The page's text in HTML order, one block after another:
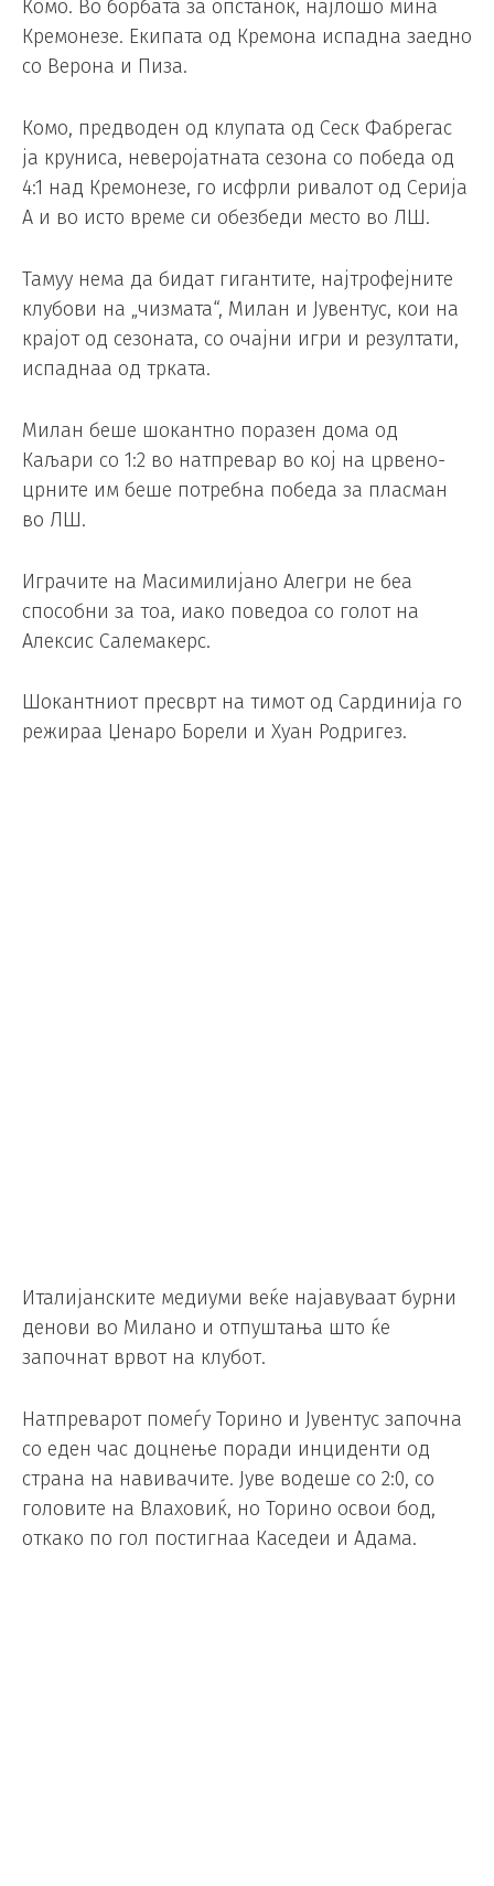
Комо. Во борбата за опстанок, најлошо мина
Кремонезе. Екипата од Кремона испадна заедно
со Верона и Пиза.
Комо, предводен од клупата од Сеск Фабрегас
ја круниса, неверојатната сезона со победа од
4:1 над Кремонезе, го исфрли ривалот од Серија
А и во исто време си обезбеди место во ЛШ.
Тамуу нема да бидат гигантите, најтрофејните
клубови на „чизмата“, Милан и Јувентус, кои на
крајот од сезоната, со очајни игри и резултати,
испаднаа од трката.
Милан беше шокантно поразен дома од
Каљари со 1:2 во натпревар во кој на црвено-
црните им беше потребна победа за пласман
во ЛШ.
Играчите на Масимилијано Алегри не беа
способни за тоа, иако поведоа со голот на
Алексис Салемакерс.
Шокантниот пресврт на тимот од Сардинија го
режираа Џенаро Борели и Хуан Родригез.
Италијанските медиуми веќе најавуваат бурни
денови во Милано и отпуштања што ќе
започнат врвот на клубот.
Натпреварот помеѓу Торино и Јувентус започна
со еден час доцнење поради инциденти од
страна на навивачите. Јуве водеше со 2:0, со
головите на Влаховиќ, но Торино освои бод,
откако по гол постигнаа Каседеи и Адама.